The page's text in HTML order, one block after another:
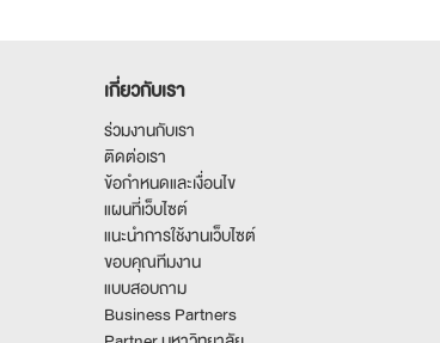
เกี่ยวกับเรา
ร่วมงานกับเรา
ติดต่อเรา
ข้อกำหนดและเงื่อนไข
แผนที่เว็บไซต์
แนะนำการใช้งานเว็บไซต์
ขอบคุณทีมงาน
แบบสอบถาม
Business Partners